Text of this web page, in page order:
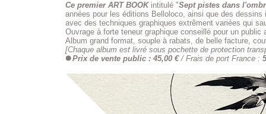
Ce premier ART BOOKintitulé "Sept pistes dans
années pour les éditions Belloloco, ainsi que des
avec des techniques graphiques extrêment variées qui
Ouvrage à forte teneur graphique conseillé pour un public
Album grand format, souple à rabats, de belle facture,
[Chaque album est livré sous pochette de protection
Prix de vente public : 45,00 €/ Frais de port France :